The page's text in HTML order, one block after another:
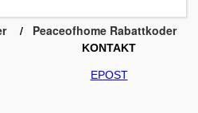
Peaceofhome Rabattkoder
KONTAKT
EPOST